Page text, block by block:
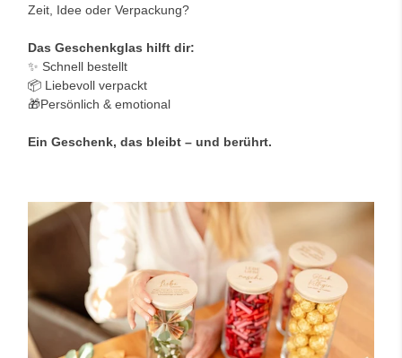
Zeit, Idee oder Verpackung?
Das Geschenkglas hilft dir:
✨ Schnell bestellt
📦 Liebevoll verpackt
🎁Persönlich & emotional
Ein Geschenk, das bleibt – und berührt.